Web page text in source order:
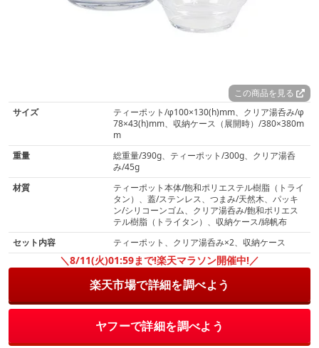
この商品を見る
サイズ
ティーポット/φ100×130(h)mm、クリア湯呑み/φ
78×43(h)mm、収納ケース（展開時）/380×380m
m
重量
総重量/390g、ティーポット/300g、クリア湯呑
み/45g
材質
ティーポット本体/飽和ポリエステル樹脂（トライ
タン）、蓋/ステンレス、つまみ/天然木、パッキ
ン/シリコーンゴム、クリア湯呑み/飽和ポリエス
テル樹脂（トライタン）、収納ケース/綿帆布
セット内容
ティーポット、クリア湯呑み×2、収納ケース
＼8/11(火)01:59まで!楽天マラソン開催中!／
楽天市場で詳細を調べよう
ヤフーで詳細を調べよう